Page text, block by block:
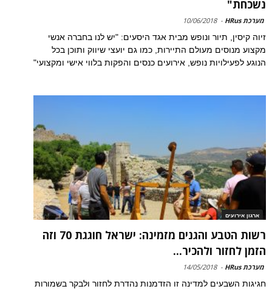
נשכחת"
מערכת HRus -
10/06/2018
זיוה קיסין, תיור ונופש מבית אגד היסעים: "יש לנו בחברה אנשי
מקצוע מנוסים מעולם התיירות, כמו גם יועצי שיווק ותוכן בכל
הנוגע לפעילויות נופש, אירועים כנסים והפקות בלווי אישי ומקצועי"
ארגון אירועים
רשות הטבע והגנים מזמינה: ישראל חוגגת 70 וזה
הזמן לחזור ולהכיר...
מערכת HRus -
14/05/2018
חגיגות השבעים למדינה זו הזדמנות נהדרת לחזור ולבקר בשמורות